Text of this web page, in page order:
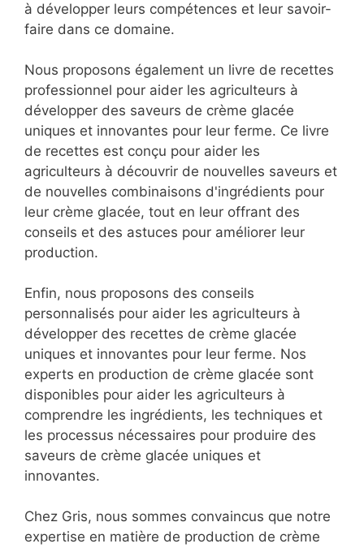
à développer leurs compétences et leur savoir-
faire dans ce domaine.
Nous proposons également un livre de recettes
professionnel pour aider les agriculteurs à
développer des saveurs de crème glacée
uniques et innovantes pour leur ferme. Ce livre
de recettes est conçu pour aider les
agriculteurs à découvrir de nouvelles saveurs et
de nouvelles combinaisons d'ingrédients pour
leur crème glacée, tout en leur offrant des
conseils et des astuces pour améliorer leur
production.
Enfin, nous proposons des conseils
personnalisés pour aider les agriculteurs à
développer des recettes de crème glacée
uniques et innovantes pour leur ferme. Nos
experts en production de crème glacée sont
disponibles pour aider les agriculteurs à
comprendre les ingrédients, les techniques et
les processus nécessaires pour produire des
saveurs de crème glacée uniques et
innovantes.
Chez Gris, nous sommes convaincus que notre
expertise en matière de production de crème